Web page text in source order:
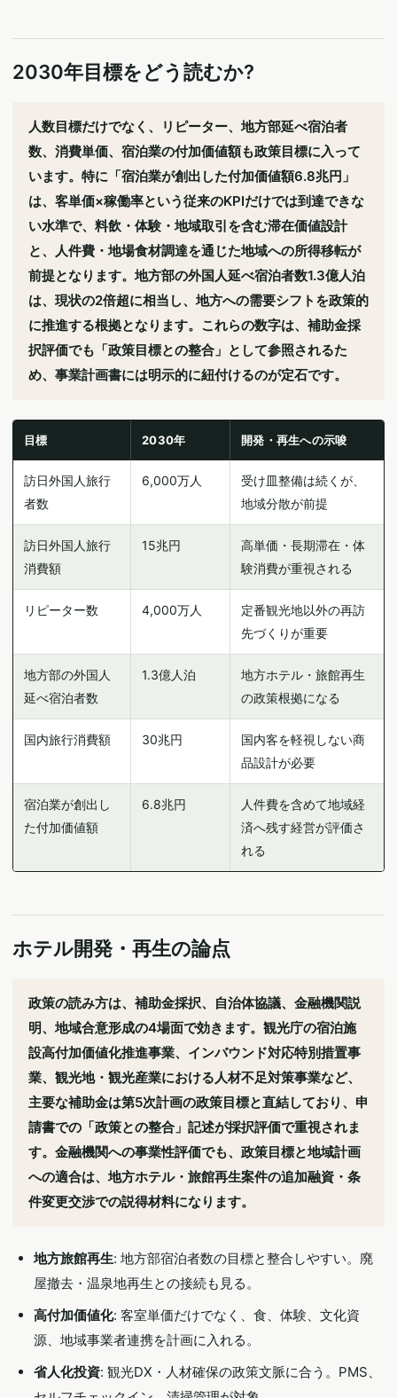
2030年目標をどう読むか?
人数目標だけでなく、リピーター、地方部延べ宿泊者
数、消費単価、宿泊業の付加価値額も政策目標に入って
います。特に「宿泊業が創出した付加価値額6.8兆円」
は、客単価×稼働率という従来のKPIだけでは到達できな
い水準で、料飲・体験・地域取引を含む滞在価値設計
と、人件費・地場食材調達を通じた地域への所得移転が
前提となります。地方部の外国人延べ宿泊者数1.3億人泊
は、現状の2倍超に相当し、地方への需要シフトを政策的
に推進する根拠となります。これらの数字は、補助金採
択評価でも「政策目標との整合」として参照されるた
め、事業計画書には明示的に紐付けるのが定石です。
目標 2030年 開発・再生への示唆
訪日外国人旅行
者数
6,000万人
受け皿整備は続くが、
地域分散が前提
訪日外国人旅行
消費額
15兆円
高単価・長期滞在・体
験消費が重視される
リピーター数 4,000万人
定番観光地以外の再訪
先づくりが重要
地方部の外国人
延べ宿泊者数
1.3億人泊
地方ホテル・旅館再生
の政策根拠になる
国内旅行消費額 30兆円
国内客を軽視しない商
品設計が必要
宿泊業が創出し
た付加価値額
6.8兆円
人件費を含めて地域経
済へ残す経営が評価さ
れる
ホテル開発・再生の論点
政策の読み方は、補助金採択、自治体協議、金融機関説
明、地域合意形成の4場面で効きます。観光庁の宿泊施
設高付加価値化推進事業、インバウンド対応特別措置事
業、観光地・観光産業における人材不足対策事業など、
主要な補助金は第5次計画の政策目標と直結しており、申
請書での「政策との整合」記述が採択評価で重視されま
す。金融機関への事業性評価でも、政策目標と地域計画
への適合は、地方ホテル・旅館再生案件の追加融資・条
件変更交渉での説得材料になります。
地方旅館再生: 地方部宿泊者数の目標と整合しやすい。廃
屋撤去・温泉地再生との接続も見る。
高付加価値化: 客室単価だけでなく、食、体験、文化資
源、地域事業者連携を計画に入れる。
省人化投資: 観光DX・人材確保の政策文脈に合う。PMS、